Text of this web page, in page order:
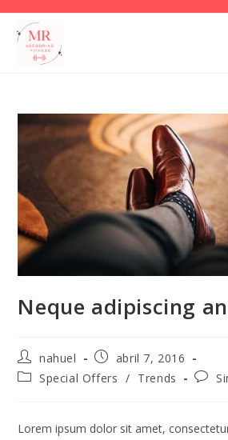
Neque adipiscing
nahuel
abril 7, 2016
Special Offers / Trends
Lorem ipsum dolor sit amet,